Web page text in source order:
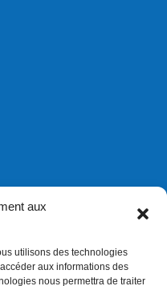
aux
utilisons des technologies
aux informations des
nous permettra de traiter